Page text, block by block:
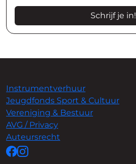
Schrijf je in!
Instrumentverhuur
Jeugdfonds Sport & Cultuur
Vereniging & Bestuur
AVG / Privacy
Auteursrecht